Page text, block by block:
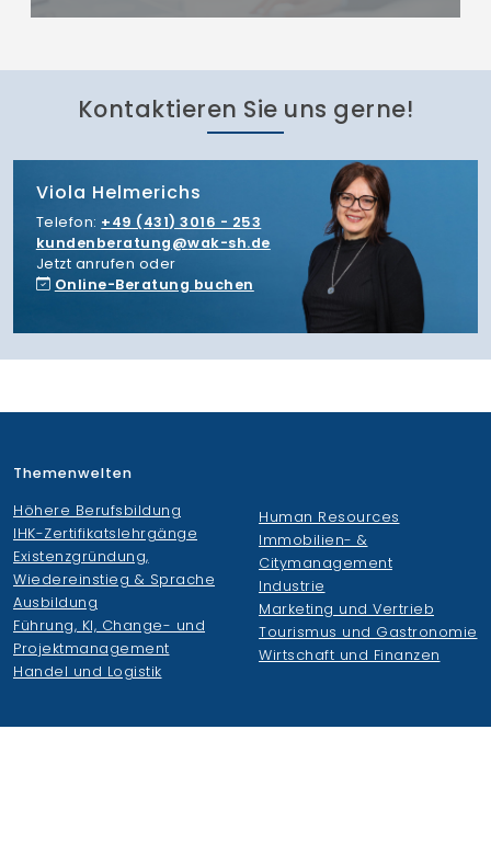
Kontaktieren Sie uns gerne!
Viola Helmerichs
Telefon: +49 (431) 3016 - 253
kundenberatung
wak-sh.de
Jetzt anrufen oder
Online-Beratung buchen
Themenwelten
Höhere Berufsbildung
IHK-Zertifikatslehrgänge
Existenzgründung,
Wiedereinstieg & Sprache
Ausbildung
Führung, KI, Change- und
Projektmanagement
Handel und Logistik
Human Resources
Immobilien- &
Citymanagement
Industrie
Marketing und Vertrieb
Tourismus und Gastronomie
Wirtschaft und Finanzen